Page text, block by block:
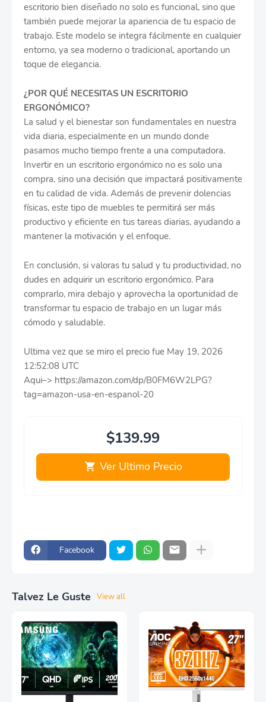
escritorio bien diseñado no solo es funcional, sino que
también puede mejorar la apariencia de tu espacio de
trabajo. Este modelo se integra fácilmente en cualquier
entorno, ya sea moderno o tradicional, aportando un
toque de elegancia.
¿POR QUÉ NECESITAS UN ESCRITORIO
ERGONÓMICO?
La salud y el bienestar son fundamentales en nuestra
vida diaria, especialmente en un mundo donde
pasamos mucho tiempo frente a una computadora.
Invertir en un escritorio ergonómico no es solo una
compra, sino una decisión que impactará positivamente
en tu calidad de vida. Además de prevenir dolencias
físicas, este tipo de muebles te permitirá ser más
productivo y eficiente en tus tareas diarias, ayudando a
mantener la motivación y el enfoque.
En conclusión, si valoras tu salud y tu productividad, no
dudes en adquirir un escritorio ergonómico. Para
comprarlo, mira debajo y aprovecha la oportunidad de
transformar tu espacio de trabajo en un lugar más
cómodo y saludable.
Ultima vez que se miro el precio fue May 19, 2026
12:52:08 UTC
Aqui–> https://amazon.com/dp/B0FM6W2LPG?
tag=amazon-usa-en-espanol-20
$139.99
Ver Ultimo Precio
Facebook
Talvez Le Guste View all